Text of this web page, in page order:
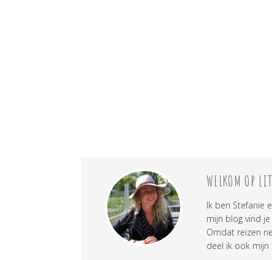
WELKOM OP
Ik ben Stefanie
mijn blog vind
Omdat reizen
deel ik ook mijn